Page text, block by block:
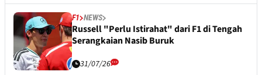
F1 NEWS
Russell "Perlu Istirahat" dari F1 di Tengah
Serangkaian Nasib Buruk
31/07/26